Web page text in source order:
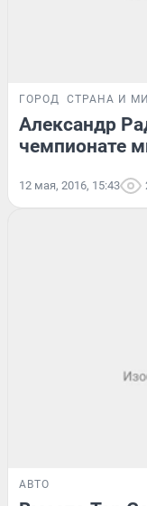
ГОРОД СТРАНА И
Александр
чемпионате
12 мая, 2016, 15:43
АВТО